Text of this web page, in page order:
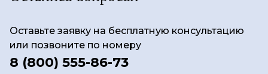
Оставьте заявку на бесплатную консультацию
или позвоните по номеру
8 (800) 555-86-73